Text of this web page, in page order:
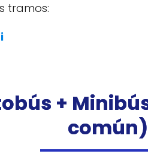
tramos:
+
común)